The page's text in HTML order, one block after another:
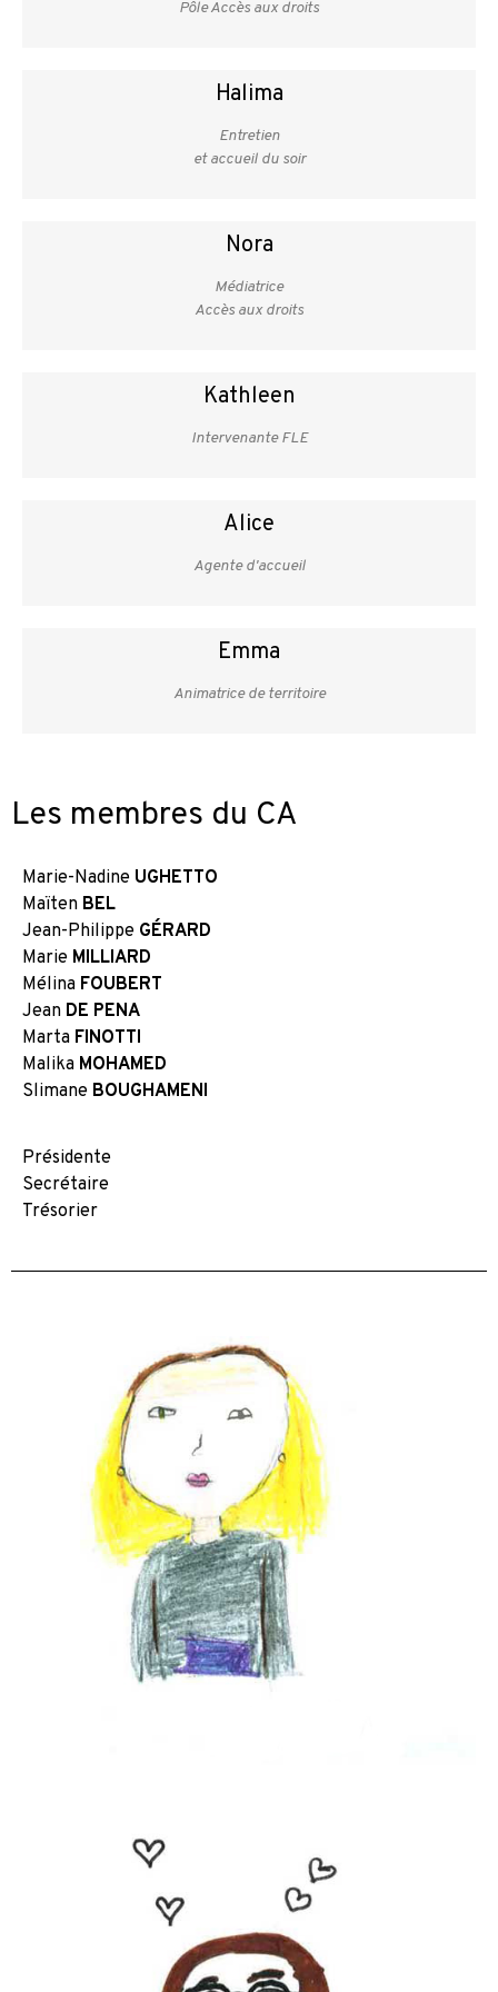
Pôle Accès aux droits
Halima
Entretien
et accueil du soir
Nora
Médiatrice
Accès aux droits
Kathleen
Intervenante FLE
Alice
Agente d'accueil
Emma
Animatrice de territoire
Les membres du CA
Marie-Nadine UGHETTO
Maïten BEL
Jean-Philippe GÉRARD
Marie MILLIARD
Mélina FOUBERT
Jean DE PENA
Marta FINOTTI
Malika MOHAMED
Slimane BOUGHAMENI
Présidente
Secrétaire
Trésorier